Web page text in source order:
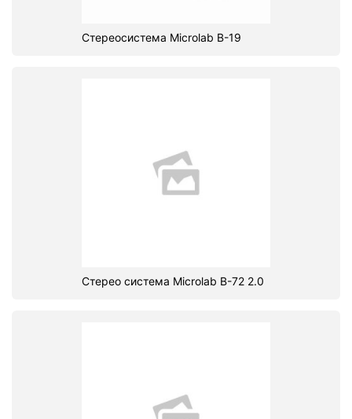
Стереосистема Microlab B-19
Стерео система Microlab B-72 2.0